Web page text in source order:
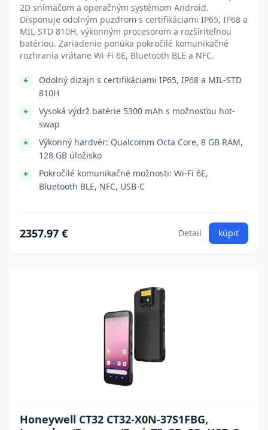
2D snímačom a operačným systémom Android.
Disponuje odolným puzdrom s certifikáciami IP65, IP68 a
MIL-STD 810H, výkonným procesorom a rozšíriteľnou
batériou. Zariadenie ponúka pokročilé komunikačné
rozhrania vrátane Wi-Fi 6E, Bluetooth BLE a NFC.
Odolný dizajn s certifikáciami IP65, IP68 a MIL-STD
810H
Vysoká výdrž batérie 5300 mAh s možnosťou hot-
swap
Výkonný hardvér: Qualcomm Octa Core, 8 GB RAM,
128 GB úložisko
Pokročilé komunikačné možnosti: Wi-Fi 6E,
Bluetooth BLE, NFC, USB-C
2357.97 € Detail kúpiť
Honeywell CT32 CT32-X0N-37S1FBG,